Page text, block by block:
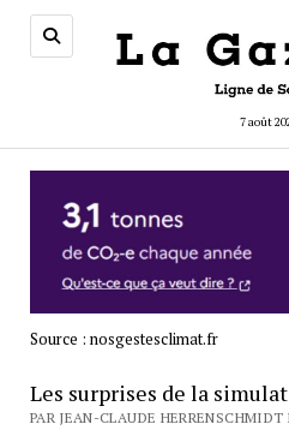
7 août
Source : nosgestesclimat.fr
Les surprises de la
PAR JEAN-CLAUDE HERRENSCHMIDT